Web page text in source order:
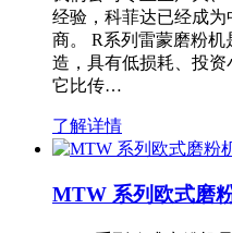
经验，科菲达已经成
商。 R系列雷蒙磨粉
造，具有低损耗、投资
它比传…
了解详情
MTW 系列欧式磨